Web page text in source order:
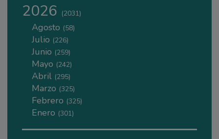
2026 (2031)
Agosto (58)
Julio (226)
Junio (259)
Mayo (242)
Abril (295)
Marzo (325)
Febrero (325)
Enero (301)